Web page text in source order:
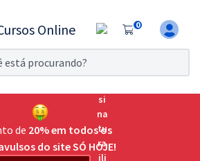
0
11
grátis por 7 dias!
Passar
para o Exame da
de 20% em todos os
do site SÓ HOJE!